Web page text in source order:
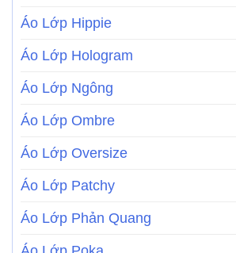
Áo Lớp Hippie
Áo Lớp Hologram
Áo Lớp Ngông
Áo Lớp Ombre
Áo Lớp Oversize
Áo Lớp Patchy
Áo Lớp Phản Quang